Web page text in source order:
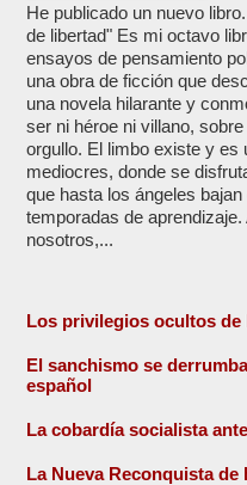
He publicado un nuevo
de libertad" Es mi octavo
ensayos de pensamiento
una obra de ficción que
una novela hilarante y
ser ni héroe ni villano,
orgullo. El limbo existe y es
mediocres, donde se
que hasta los ángeles
temporadas de
nosotros,...
Los privilegios ocultos de
El sanchismo se
español
La cobardía socialista
La Nueva Reconquista de